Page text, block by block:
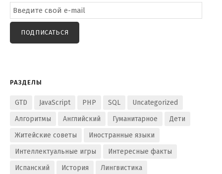
Email
Subscription
ПОДПИСАТЬСЯ
РАЗДЕЛЫ
GTD JavaScript PHP SQL
Uncategorized
Алгоритмы
Английский Гуманитарное
Дети
Житейские советы
Иностранные языки
Интеллектуальные игры
Интересные факты
Испанский
История
Лингвистика